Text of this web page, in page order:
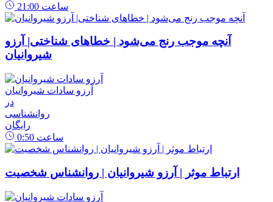
21:00 ساعت
آنچه موجب رنج می‌شود | خطاهای شناختی| آرزو
شیروانیان
آرزو سادات شیروانیان
در
روانشناسی
رایگان
0:50 ساعت
ارتباط موثر | آرزو شیروانیان | روانشناس شخصیت